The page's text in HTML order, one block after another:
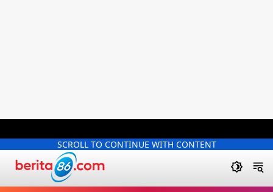
SCROLL TO CONTINUE WITH CONTENT